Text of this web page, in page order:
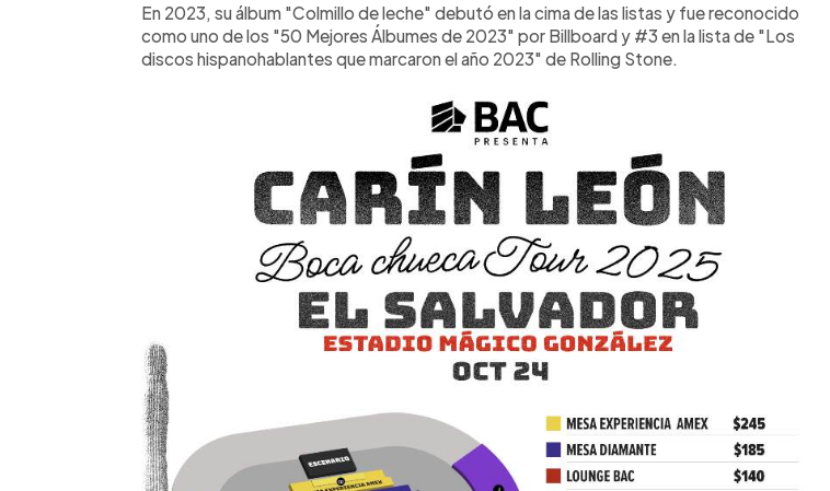
En 2023, su álbum "Colmillo de leche" debutó en la cima de las listas y fue reconocido
como uno de los "50 Mejores Álbumes de 2023" por Billboard y #3 en la lista de "Los
discos hispanohablantes que marcaron el año 2023" de Rolling Stone.